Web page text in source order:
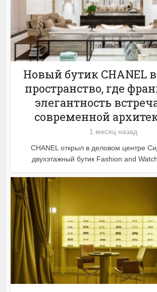
Новый бутик CHANEL
пространство, где
элегантность
современной
1 месяц назад
CHANEL открыл в деловом центре
двухэтажный бутик Fashion and